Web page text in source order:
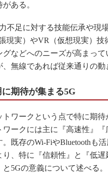
ある。
不足に対する技能伝承や現
現実）やVR（仮想現実）
グなどへのニーズが高まっ
無線であれば従来通りの動
期待が集まる5G
ワークという点で特に期
ワークには主に『高速性』
。既存のWi-FiやBluetoothも
り、特に『信頼性』と『低
5Gの意義について述べる。